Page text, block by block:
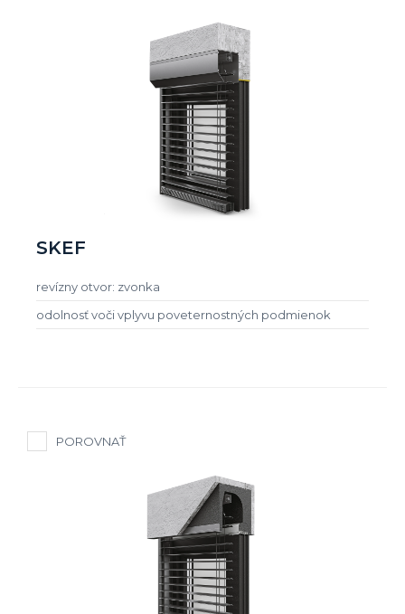
SKEF
revízny otvor: zvonka
odolnosť voči vplyvu poveternostných podmienok
POROVNAŤ